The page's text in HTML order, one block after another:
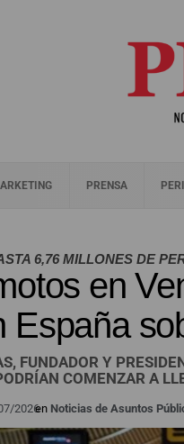
PRENSA
6,76 MILLONES DE
en
España
FUNDADOR Y
COMENZAR A
2026en Noticias de Asuntos